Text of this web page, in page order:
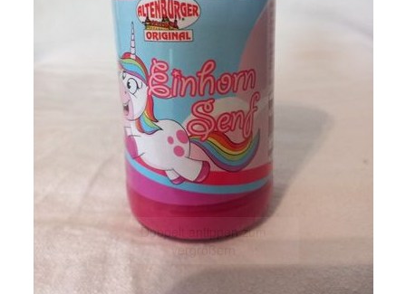
Doppelt antippen zum
vergrößern